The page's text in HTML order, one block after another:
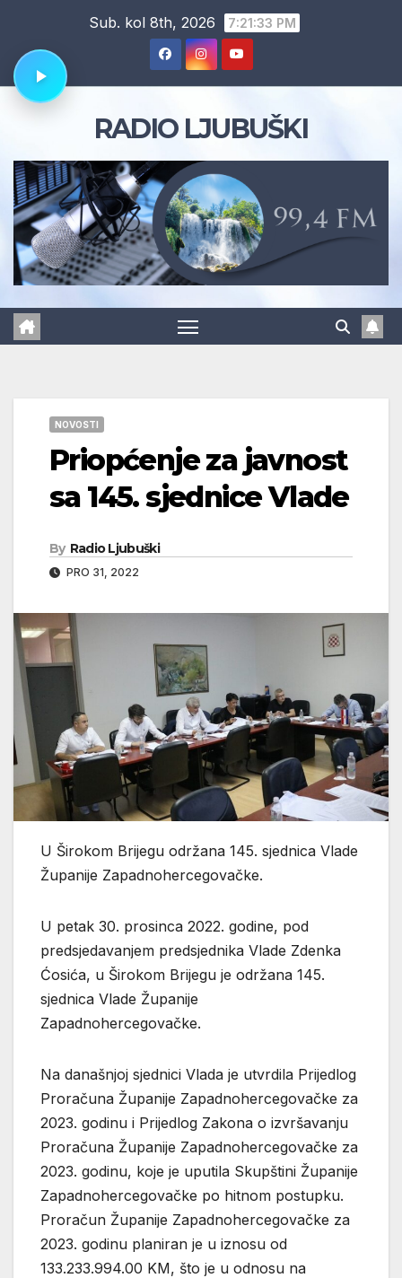
content
Sub. kol 8th, 2026 7:21:34 PM
RADIO LJUBUŠKI
NOVOSTI
Priopćenje za javnost
sa 145. sjednice Vlade
By Radio Ljubuški
PRO 31, 2022
U Širokom Brijegu održana 145. sjednica Vlade
Županije Zapadnohercegovačke.
U petak 30. prosinca 2022. godine, pod
predsjedavanjem predsjednika Vlade Zdenka
Ćosića, u Širokom Brijegu je održana 145.
sjednica Vlade Županije
Zapadnohercegovačke.
Na današnjoj sjednici Vlada je utvrdila Prijedlog
Proračuna Županije Zapadnohercegovačke za
2023. godinu i Prijedlog Zakona o izvršavanju
Proračuna Županije Zapadnohercegovačke za
2023. godinu, koje je uputila Skupštini Županije
Zapadnohercegovačke po hitnom postupku.
Proračun Županije Zapadnohercegovačke za
2023. godinu planiran je u iznosu od
133.233.994.00 KM, što je u odnosu na